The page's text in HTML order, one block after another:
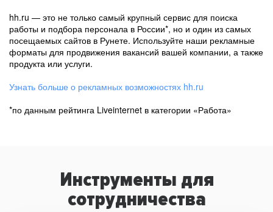
hh.ru — это не только самый крупный сервис для поиска
работы и подбора персонала в России*, но и один из самых
посещаемых сайтов в Рунете. Используйте наши рекламные
форматы для продвижения вакансий вашей компании, а также
продукта или услуги.
Узнать больше о рекламных возможностях hh.ru
*по данным рейтинга Liveinternet в категории «Работа»
Инструменты для
сотрудничества